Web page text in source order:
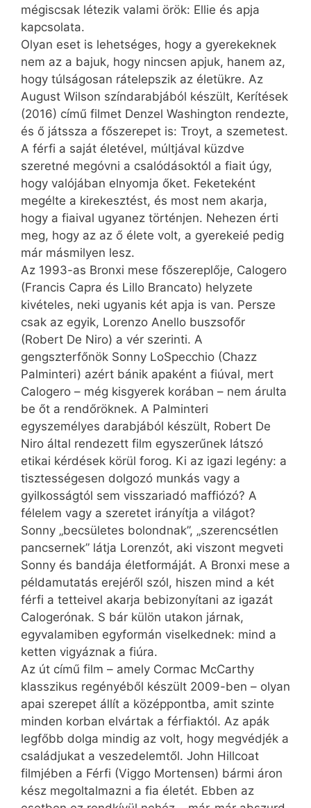
mégiscsak létezik valami örök: Ellie és apja
kapcsolata.
Olyan eset is lehetséges, hogy a gyerekeknek
nem az a bajuk, hogy nincsen apjuk, hanem az,
hogy túlságosan rátelepszik az életükre. Az
August Wilson színdarabjából készült, Kerítések
(2016) című filmet Denzel Washington rendezte,
és ő játssza a főszerepet is: Troyt, a szemetest.
A férfi a saját életével, múltjával küzdve
szeretné megóvni a csalódásoktól a fiait úgy,
hogy valójában elnyomja őket. Feketeként
megélte a kirekesztést, és most nem akarja,
hogy a fiaival ugyanez történjen. Nehezen érti
meg, hogy az az ő élete volt, a gyerekeié pedig
már másmilyen lesz.
Az 1993-as Bronxi mese főszereplője, Calogero
(Francis Capra és Lillo Brancato) helyzete
kivételes, neki ugyanis két apja is van. Persze
csak az egyik, Lorenzo Anello buszsofőr
(Robert De Niro) a vér szerinti. A
gengszterfőnök Sonny LoSpecchio (Chazz
Palminteri) azért bánik apaként a fiúval, mert
Calogero – még kisgyerek korában – nem árulta
be őt a rendőröknek. A Palminteri
egyszemélyes darabjából készült, Robert De
Niro által rendezett film egyszerűnek látszó
etikai kérdések körül forog. Ki az igazi legény: a
tisztességesen dolgozó munkás vagy a
gyilkosságtól sem visszariadó maffiózó? A
félelem vagy a szeretet irányítja a világot?
Sonny „becsületes bolondnak”, „szerencsétlen
pancsernek” látja Lorenzót, aki viszont megveti
Sonny és bandája életformáját. A Bronxi mese a
példamutatás erejéről szól, hiszen mind a két
férfi a tetteivel akarja bebizonyítani az igazát
Calogerónak. S bár külön utakon járnak,
egyvalamiben egyformán viselkednek: mind a
ketten vigyáznak a fiúra.
Az út című film – amely Cormac McCarthy
klasszikus regényéből készült 2009-ben – olyan
apai szerepet állít a középpontba, amit szinte
minden korban elvártak a férfiaktól. Az apák
legfőbb dolga mindig az volt, hogy megvédjék a
családjukat a veszedelemtől. John Hillcoat
filmjében a Férfi (Viggo Mortensen) bármi áron
kész megoltalmazni a fia életét. Ebben az